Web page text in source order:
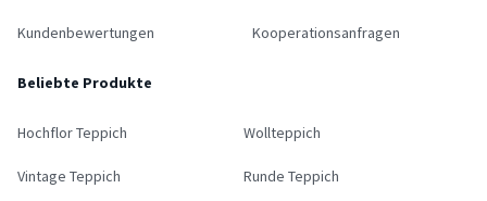
Kundenbewertungen Kooperationsanfragen
Beliebte Produkte
Hochflor Teppich Wollteppich
Vintage Teppich Runde Teppich